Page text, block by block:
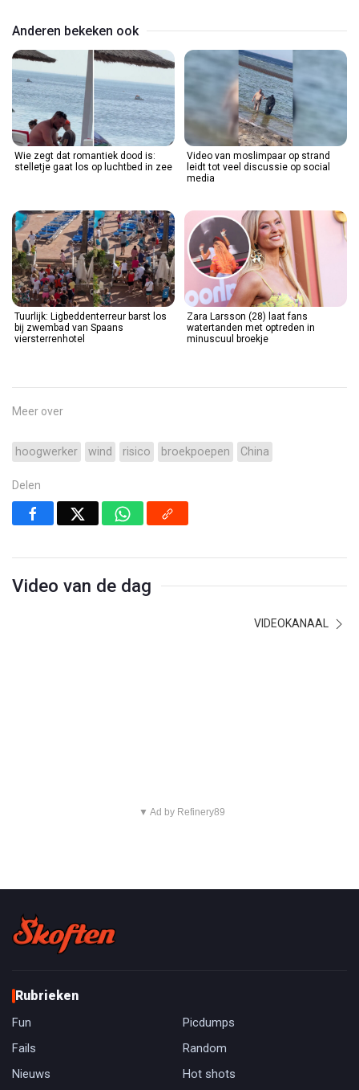
Anderen bekeken ook
Wie zegt dat romantiek dood is:
stelletje gaat los op luchtbed in zee
Video van moslimpaar op strand
leidt tot veel discussie op social
media
Tuurlijk: Ligbeddenterreur barst los
bij zwembad van Spaans
viersterrenhotel
Zara Larsson (28) laat fans
watertanden met optreden in
minuscuul broekje
Meer over
hoogwerker wind risico broekpoepen China
Delen
Video van de dag
VIDEOKANAAL
▼ Ad by Refinery89
Rubrieken
Fun
Picdumps
Fails
Random
Nieuws
Hot shots